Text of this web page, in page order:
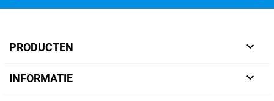
PRODUCTEN 
INFORMATIE 